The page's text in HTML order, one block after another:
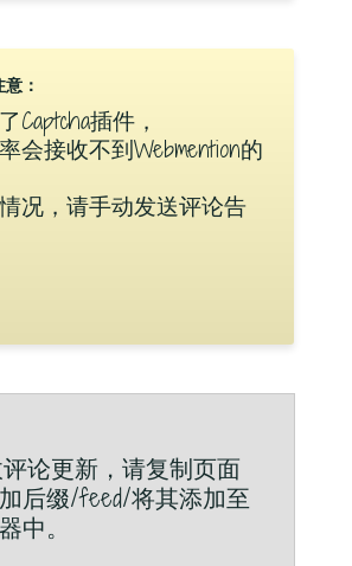
：
Captcha插件，
会接收不到Webmention的
况，请手动发送评论告
论更新，请复制页面
后缀/feed/将其添加至
中。